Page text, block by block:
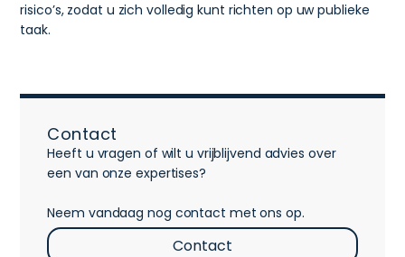
risico’s, zodat u zich volledig kunt richten op uw publieke
taak.
Contact
Heeft u vragen of wilt u vrijblijvend advies over
een van onze expertises?
Neem vandaag nog contact met ons op.
Contact